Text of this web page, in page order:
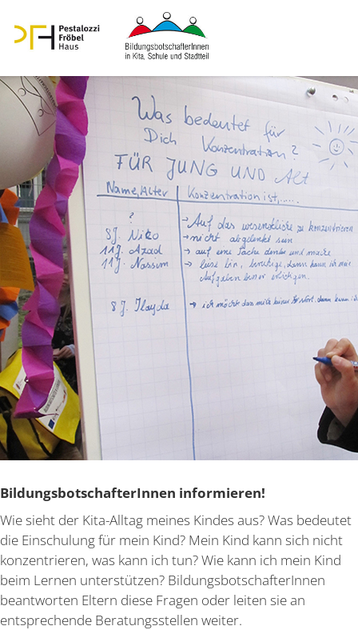
Bildungs­bot­schaf­te­rInnen in
Aktion
Bildungs­bot­schaf­te­rInnen infor­mieren!
Wie sieht der Kita-Alltag meines Kindes aus? Was bedeutet
die Einschulung für mein Kind? Mein Kind kann sich nicht
konzen­trieren, was kann ich tun? Wie kann ich mein Kind
beim Lernen unter­stützen? Bildungs­bot­schaf­te­rInnen
beant­worten Eltern diese Fragen oder leiten sie an
entspre­chende Beratungs­stellen weiter.